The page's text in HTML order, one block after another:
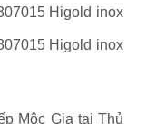
Higold inox
Higold inox
Mộc Gia tại Thủ